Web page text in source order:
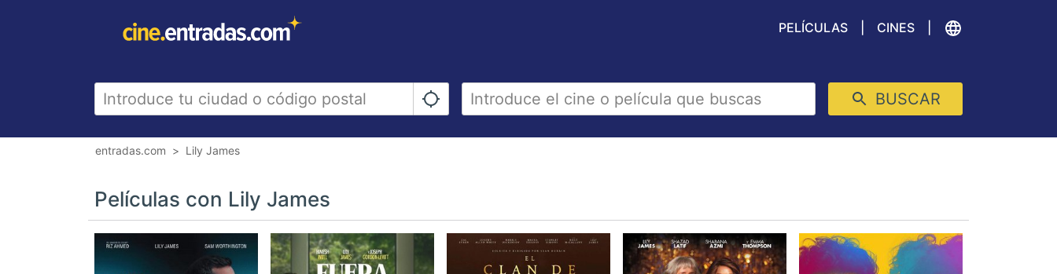
PELÍCULAS CINES
BUSCAR
entradas.com Lily James
Películas con Lily James